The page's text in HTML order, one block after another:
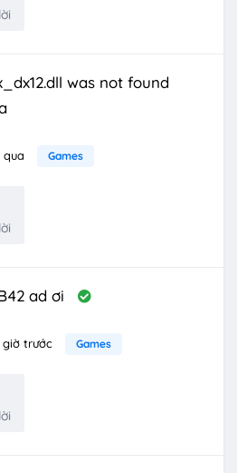
was not found
qua Games
ad ơi
giờ trước Games